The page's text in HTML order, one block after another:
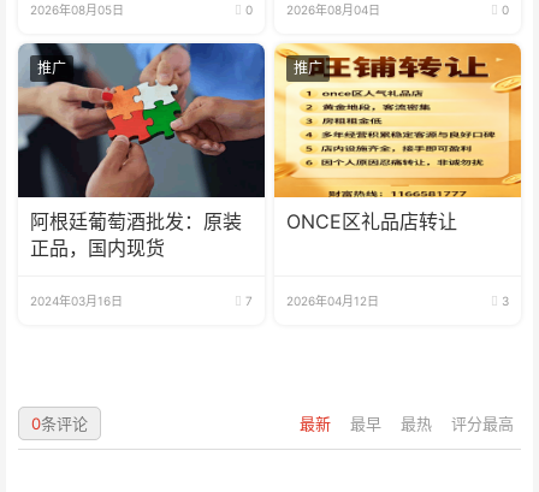
2026年08月05日 0 2026年08月04日 0
推广
阿根廷葡萄酒批发：原装
正品，国内现货
2024年03月16日 7
推广
ONCE区礼品店转让
2026年04月12日 3
最新 最早 最热 评分最高
0条评论